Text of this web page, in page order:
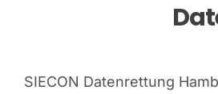
SIECON Datenrettung